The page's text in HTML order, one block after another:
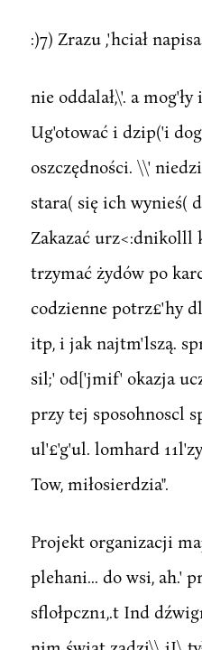
:)7) Zrazu ,'hciał
nie oddalał,\'. a
Ug'otować i dzip('i
oszczędności. \\'
stara( się ich wynieś(
Zakazać urz<:dnikolll
trzymać żydów po
codzienne potrz£'hy
itp, i jak najtm'lszą.
sil;' od['jmif' okazja
przy tej sposohnoscl
ul'£'g'ul. lomhard
Tow, miłosierdzia".
Projekt organizacji
plehani... do wsi, ah.'
sflołpczn1,.t Ind